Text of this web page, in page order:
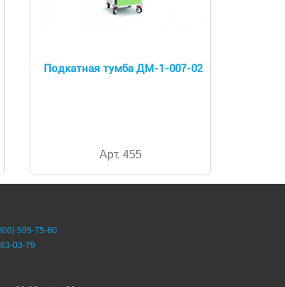
Подкатная тумба ДМ-1-007-02
Арт. 455
505-75-80
03-79